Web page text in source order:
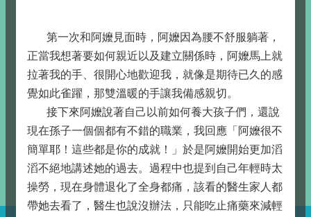
第一次和阿嬤見面時，阿嬤因為腰不舒服躺著，
正當我想著要如何親近以及建立關係時，阿嬤馬上就
拉著我的手、很開心地歡迎我，就像是期待已久的感
覺如此雀躍，那雙溫暖的手讓我備感親切。
接下來阿嬤說著自己以前如何養大孩子們，還說
現在孫子一個個都有不錯的職業，我回應「阿嬤很不
簡單耶！這些都是你的成就！」於是阿嬤開始更加滔
滔不絕地講述她的過去。過程中也提到自己年輕時太
操勞，現在身體退化了全身都痛，該看的醫生家人都
帶她去看了，醫生也說沒辦法，只能吃止痛藥來減輕